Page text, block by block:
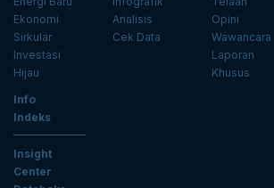
Ekonomi
Sirkular
Investasi
Hijau
Analisis
Cek Data
Opini
Wawancara
Laporan
Khusus
Info
Indeks
Insight
Center